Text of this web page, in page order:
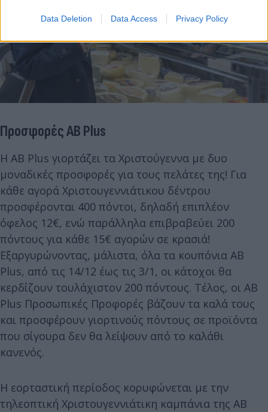
Data Deletion Data Access Privacy Policy
Προσφορές AB Plus
Η AB Plus γιορτάζει τα Χριστούγεννα με δυο
μοναδικές προσφορές για τους πελάτες της! Για
κάθε αγορά Χριστουγεννιάτικου δέντρου
προσφέρονται 400 πόντοι, δηλαδή επιπλέον
όφελος 12€, ενώ παράλληλα επιβραβεύει 200
πόντους για κάθε 15€ αγορών σε κρασιά!
Εξαργυρώνοντας, μάλιστα, όλα τα κουπόνια AB
Plus, από τις 14/12 έως τις 3/1, οι κάτοχοι θα
κερδίζουν τουλάχιστον 200 πόντους. Τέλος, οι ΑΒ
Plus Προσωπικές Προφορές βάζουν τα καλά τους
και προσφέρουν γιορτινούς πόντους σε προϊόντα
που σίγουρα δεν θα λείψουν από το καλάθι
κανενός.
Η εορταστική περίοδος κορυφώνεται με την
τηλεοπτική Χριστουγεννιάτικη καμπάνια της ΑΒ